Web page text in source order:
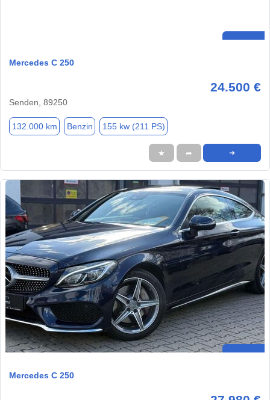
Mercedes C 250
24.500 €
Senden, 89250
132.000 km Benzin 155 kw (211 PS)
★ ➦ ➜
Mercedes C 250